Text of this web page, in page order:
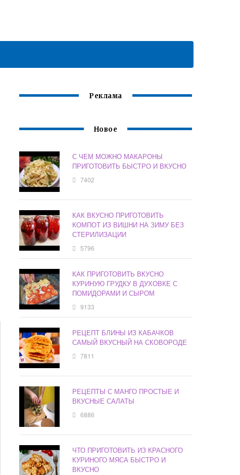
Реклама
Новое
С ЧЕМ МОЖНО МАКАРОНЫ
ПРИГОТОВИТЬ БЫСТРО И ВКУСНО
7402
КАК ВКУСНО ПРИГОТОВИТЬ
КОМПОТ ИЗ ВИШНИ НА ЗИМУ БЕЗ
СТЕРИЛИЗАЦИИ
5796
КАК ПРИГОТОВИТЬ ВКУСНО
КУРИНУЮ ГРУДКУ В ДУХОВКЕ С
ПОМИДОРАМИ И СЫРОМ
9133
РЕЦЕПТ БЛИНЫ ИЗ КАБАЧКОВ
САМЫЙ ВКУСНЫЙ НА СКОВОРОДЕ
7811
РЕЦЕПТЫ С МАНГО ПРОСТЫЕ И
ВКУСНЫЕ САЛАТЫ
6886
ЧТО ПРИГОТОВИТЬ ИЗ КРАСНОГО
КУРИНОГО МЯСА БЫСТРО И
ВКУСНО